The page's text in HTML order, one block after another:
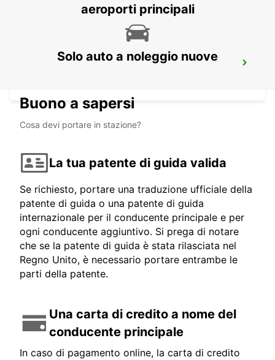
MALTA AEROPORTO INTERNAZIONALE
aeroporti principali
Solo auto a noleggio nuove
Buono a sapersi
Cosa devi portare in stazione?
La tua patente di guida valida
Se richiesto, portare una traduzione ufficiale della
patente di guida o una patente di guida
internazionale per il conducente principale e per
ogni conducente aggiuntivo. Si prega di notare
che se la patente di guida è stata rilasciata nel
Regno Unito, è necessario portare entrambe le
parti della patente.
Una carta di credito a nome del
conducente principale
In caso di pagamento online, la carta di credito